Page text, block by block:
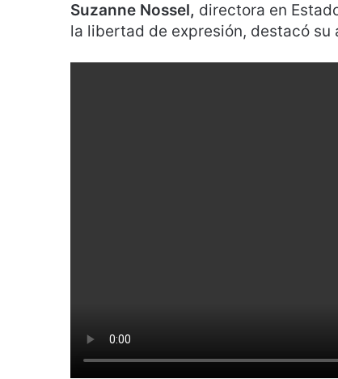
Suzanne Nossel, directora en
la libertad de expresión, destacó su